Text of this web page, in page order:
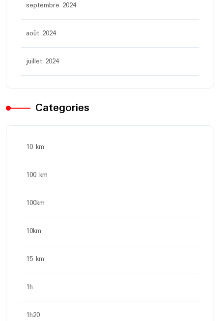
septembre 2024
août 2024
juillet 2024
Categories
10 km
100 km
100km
10km
15 km
1h
1h20